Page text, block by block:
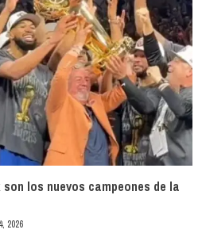
los nuevos campeones de la
2026